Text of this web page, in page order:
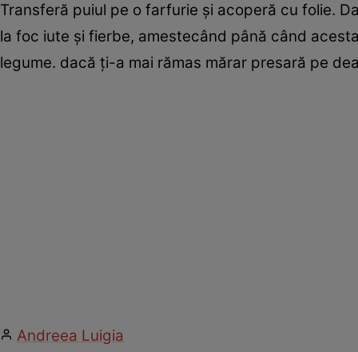
Transferă puiul pe o farfurie şi acoperă cu folie.
la foc iute şi fierbe, amestecând până când
legume. dacă ţi-a mai rămas mărar presară pe
Andreea Luigia